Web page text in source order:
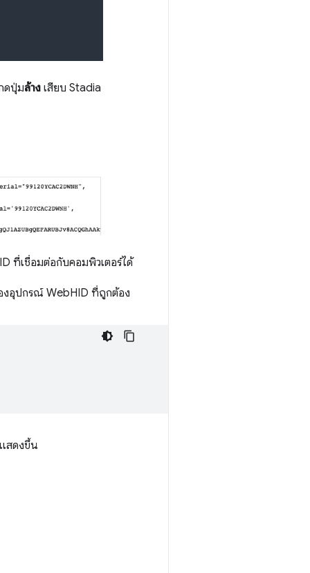
ดปุ่มล้าง เสียบ Stadia
ที่เชื่อมต่อกับคอมพิวเตอร์ได้
งอุปกรณ์ WebHID ที่ถูกต้อง
สดงขึ้น